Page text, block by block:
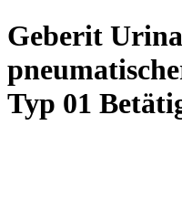
Geberit
Typ 01